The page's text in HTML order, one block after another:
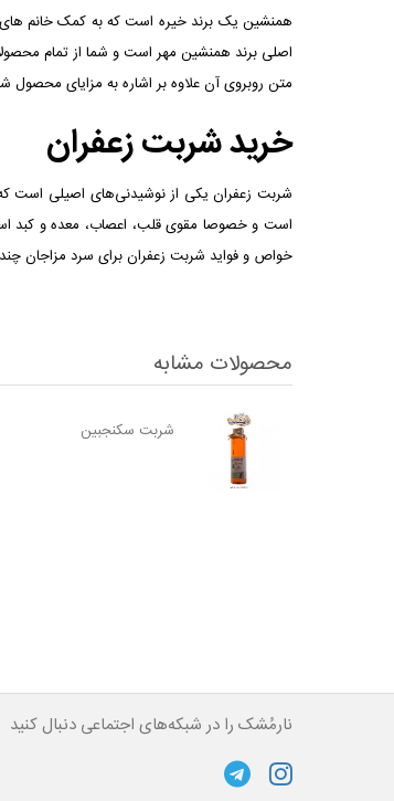
همنشین یک برند خیره است که به کمک خانم
اصلی برند همنشین مهر است و شما از تمام
متن روبروی آن علاوه بر اشاره به مزایای
خرید شربت زعفران
شربت زعفران یکی از نوشیدنی‌های اصیلی است
است و خصوصا مقوی قلب، اعصاب، معده و کبد
خواص و فواید شربت زعفران برای سرد مزاجان
محصولات مشابه
شربت سکنجبین
نارمُشک را در شبکه‌های اجتماعی دنبال کنید